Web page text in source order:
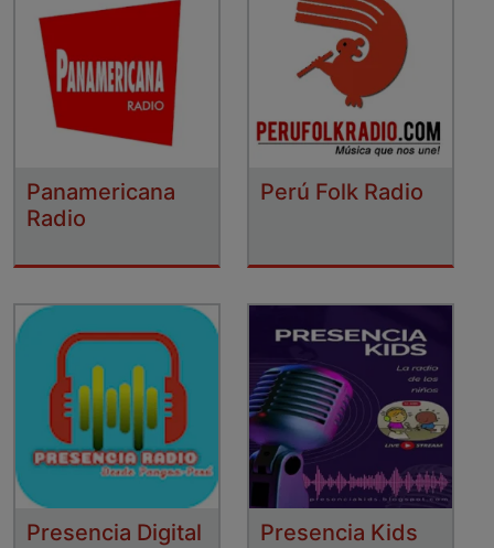
Panamericana
Radio
Perú Folk Radio
Presencia Digital
Presencia Kids